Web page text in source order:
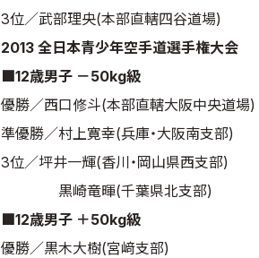
3位／武部理央(本部直轄四谷道場)
2013 全日本青少年空手道選手権大会
■12歳男子 －50kg級
優勝／西口修斗(本部直轄大阪中央道場)
準優勝／村上寛幸(兵庫・大阪南支部)
3位／坪井一輝(香川・岡山県西支部)
黒崎竜暉(千葉県北支部)
■12歳男子 ＋50kg級
優勝／黒木大樹(宮﨑支部)